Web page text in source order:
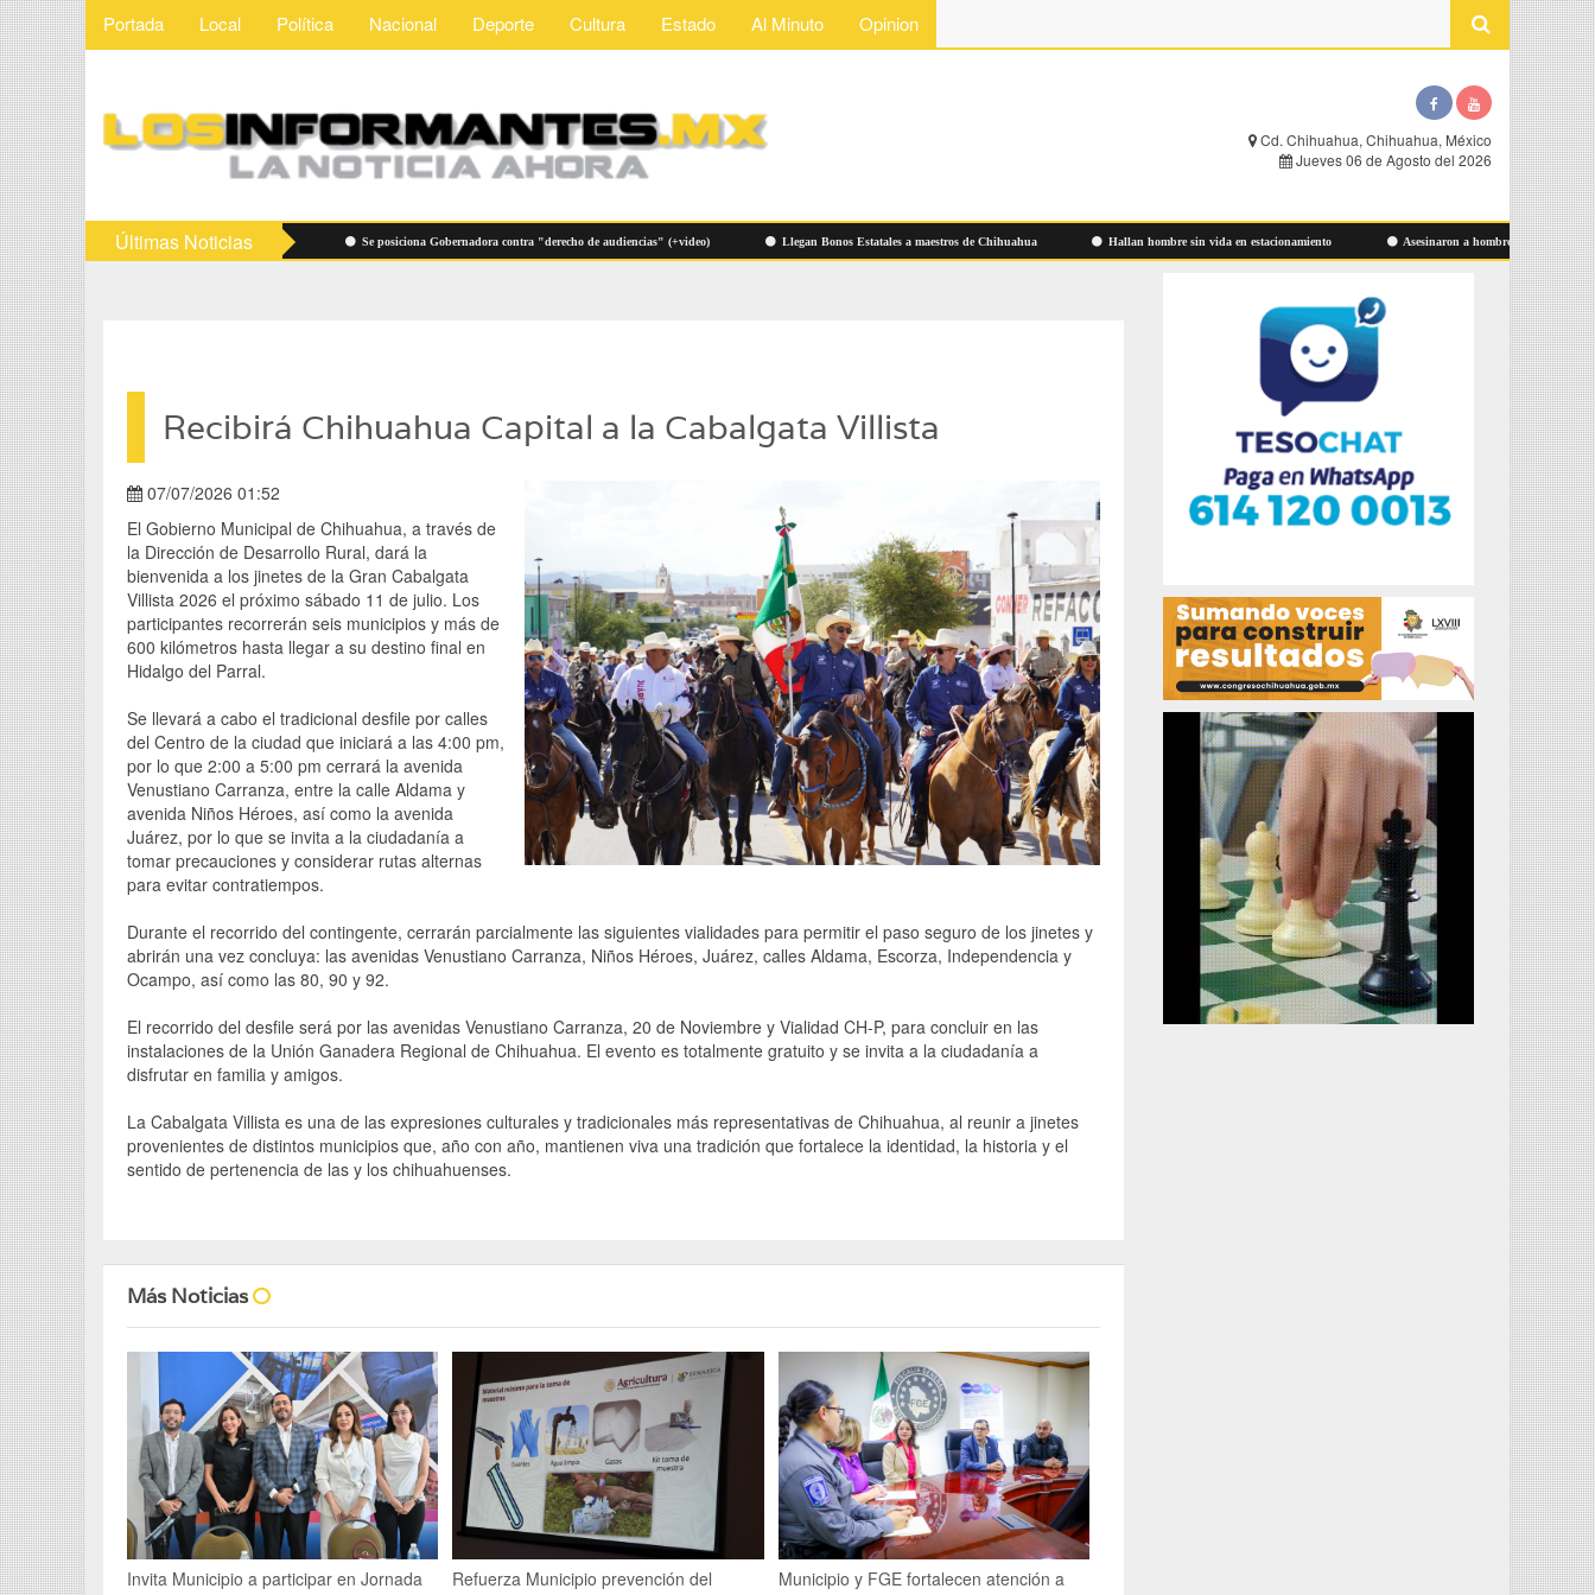
Portada Local Política Nacional Deporte Cultura Estado Al Minuto Opinion
Cd. Chihuahua, Chihuahua, México
Jueves 06 de Agosto del 2026
Últimas Noticias
Vigilarán precios de útiles escolares Se posiciona Gobernadora contra "derecho de audiencias" (+video) Llegan Bonos Estatales a maestros de Chihuahua Hallan hombre sin vida en estacionamiento Asesinaron a hombre ayer en Las Aldabas
Recibirá Chihuahua Capital a la Cabalgata Villista
07/07/2026 01:52
El Gobierno Municipal de Chihuahua, a través de
la Dirección de Desarrollo Rural, dará la
bienvenida a los jinetes de la Gran Cabalgata
Villista 2026 el próximo sábado 11 de julio. Los
participantes recorrerán seis municipios y más de
600 kilómetros hasta llegar a su destino final en
Hidalgo del Parral.
Se llevará a cabo el tradicional desfile por calles
del Centro de la ciudad que iniciará a las 4:00 pm,
por lo que 2:00 a 5:00 pm cerrará la avenida
Venustiano Carranza, entre la calle Aldama y
avenida Niños Héroes, así como la avenida
Juárez, por lo que se invita a la ciudadanía a
tomar precauciones y considerar rutas alternas
para evitar contratiempos.
Durante el recorrido del contingente, cerrarán parcialmente las siguientes vialidades para permitir el paso seguro de los jinetes y
abrirán una vez concluya: las avenidas Venustiano Carranza, Niños Héroes, Juárez, calles Aldama, Escorza, Independencia y
Ocampo, así como las 80, 90 y 92.
El recorrido del desfile será por las avenidas Venustiano Carranza, 20 de Noviembre y Vialidad CH-P, para concluir en las
instalaciones de la Unión Ganadera Regional de Chihuahua. El evento es totalmente gratuito y se invita a la ciudadanía a
disfrutar en familia y amigos.
La Cabalgata Villista es una de las expresiones culturales y tradicionales más representativas de Chihuahua, al reunir a jinetes
provenientes de distintos municipios que, año con año, mantienen viva una tradición que fortalece la identidad, la historia y el
sentido de pertenencia de las y los chihuahuenses.
Más Noticias
Invita Municipio a participar en Jornada
Refuerza Municipio prevención del
Municipio y FGE fortalecen atención a